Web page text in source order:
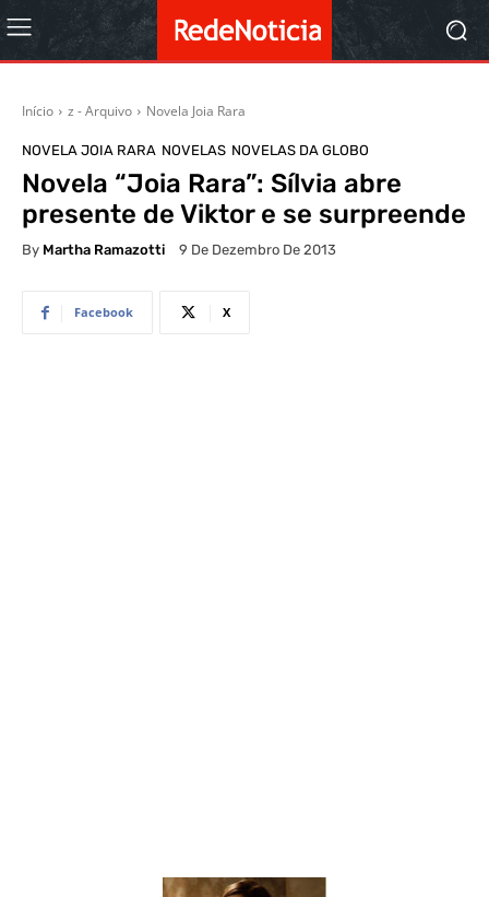
Início z - Arquivo Novela Joia Rara
NOVELA JOIA RARA NOVELAS NOVELAS DA GLOBO
Novela “Joia Rara”: Sílvia abre
presente de Viktor e se surpreende
By Martha Ramazotti 9 De Dezembro De 2013
Facebook X